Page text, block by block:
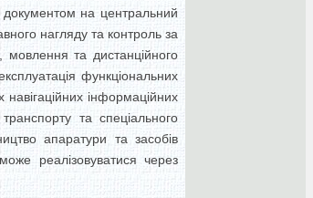
документом на центральний
нагляду та контроль за
мовлення та дистанційного
функціональних
інформаційних
та спеціального
апаратури та засобів
реалізовуватися через